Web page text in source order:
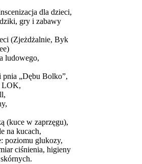
dla dzieci,
gry i zabawy
(Zjeżdżalnie, Byk
ludowego,
pnia „Dębu Bolko”,
LOK,
(kuce w zaprzęgu),
na kucach,
poziomu glukozy,
ciśnienia, higieny